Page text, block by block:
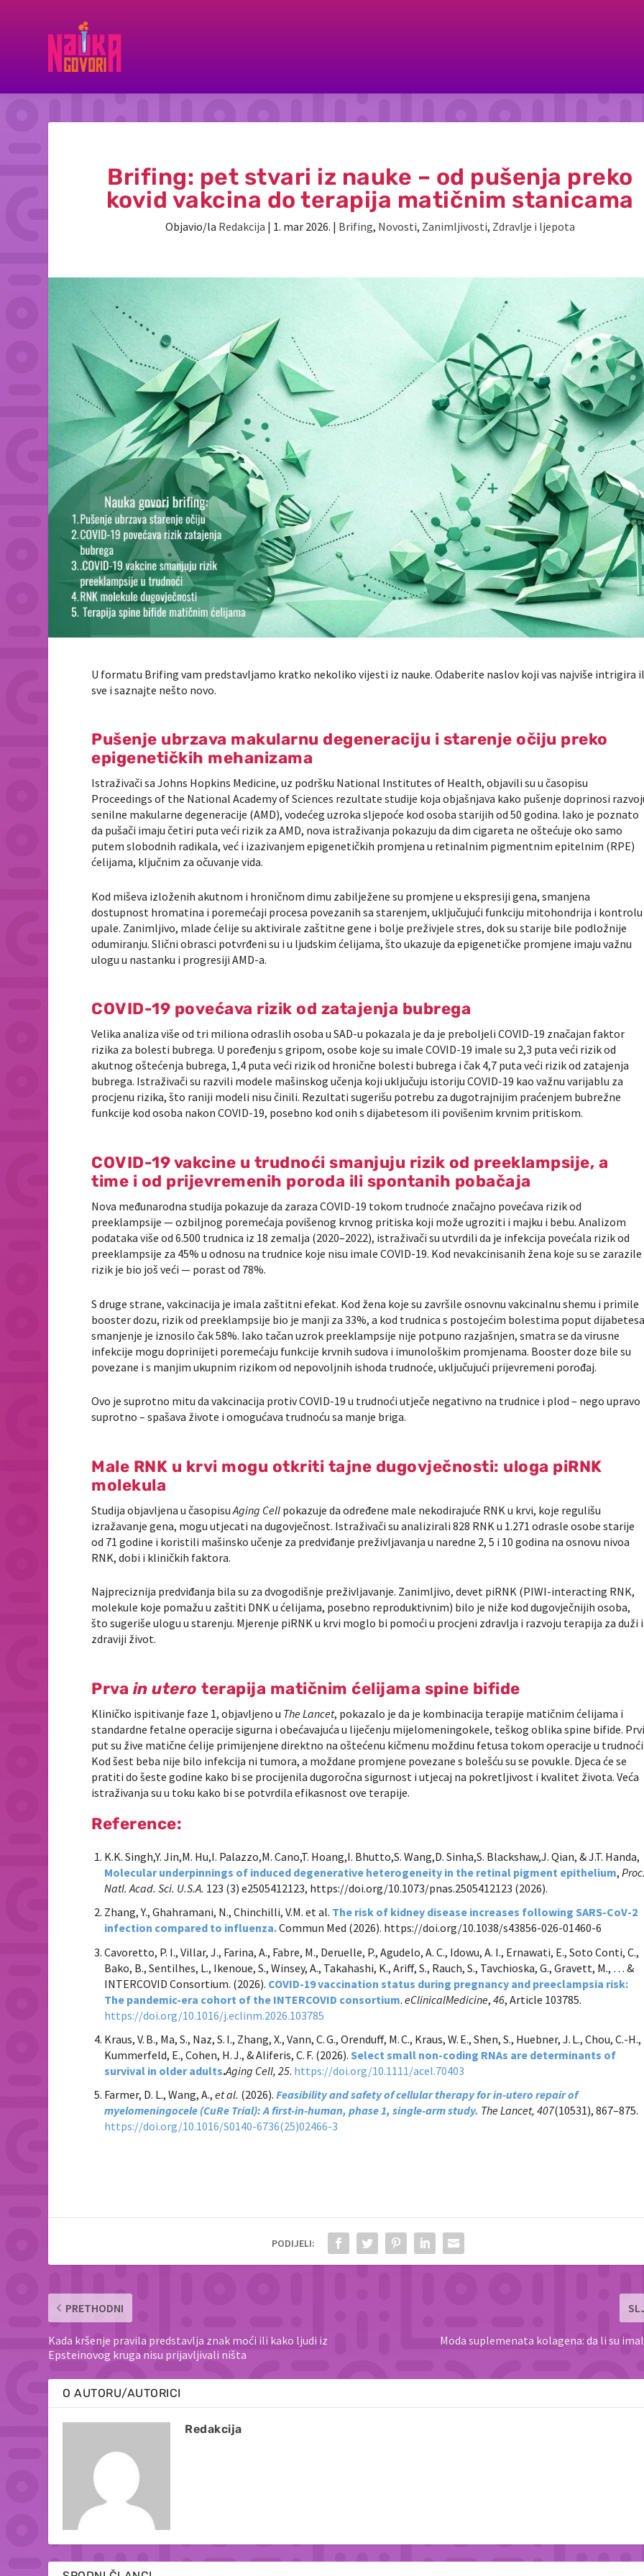
Brifing: pet stvari iz nauke – od pušenja preko
kovid vakcina do terapija matičnim stanicama
Objavio/la Redakcija | 1. mar 2026. | Brifing, Novosti, Zanimljivosti, Zdravlje i ljepota
U formatu Brifing vam predstavljamo kratko nekoliko vijesti iz nauke. Odaberite naslov koji vas najviše intrigira
sve i saznajte nešto novo.
Pušenje ubrzava makularnu degeneraciju i starenje očiju preko
epigenetičkih mehanizama
Istraživači saJohns Hopkins Medicine, uz podršku National Institutes of Health, objavili su u časopisu
Proceedings of the National Academy of Sciences rezultate studije koja objašnjava kako pušenje doprinosi
senilne makularne degeneracije (AMD), vodećeg uzroka sljepoće kod osoba starijih od 50 godina. Iako je poznato
da pušači imaju četiri puta veći rizik za AMD, nova istraživanja pokazuju da dim cigareta ne oštećuje oko samo
putem slobodnih radikala, već i izazivanjem epigenetičkih promjena u retinalnim pigmentnim epitelnim (RPE)
ćelijama, ključnim za očuvanje vida.
Kod miševa izloženih akutnom i hroničnom dimu zabilježene su promjene u ekspresiji gena, smanjena
dostupnost hromatina i poremećaji procesa povezanih sa starenjem, uključujući funkciju mitohondrija i kontrolu
upale. Zanimljivo, mlade ćelije su aktivirale zaštitne gene i bolje preživjele stres, dok su starije bile podložnije
odumiranju. Slični obrasci potvrđeni su i u ljudskim ćelijama, što ukazuje da epigenetičke promjene imaju važnu
ulogu u nastanku i progresiji AMD-a.
COVID-19 povećava rizik od zatajenja bubrega
Velika analiza više od tri miliona odraslih osoba u SAD-u pokazala je da je preboljeli COVID-19 značajan faktor
rizika za bolesti bubrega. U poređenju s gripom, osobe koje su imale COVID-19 imale su 2,3 puta veći rizik od
akutnog oštećenja bubrega, 1,4 puta veći rizik od hronične bolesti bubrega i čak 4,7 puta veći rizik od zatajenja
bubrega. Istraživači su razvili modele mašinskog učenja koji uključuju istoriju COVID-19 kao važnu varijablu za
procjenu rizika, što raniji modeli nisu činili. Rezultati sugerišu potrebu za dugotrajnijim praćenjem bubrežne
funkcije kod osoba nakon COVID-19, posebno kod onih s dijabetesom ili povišenim krvnim pritiskom.
COVID-19 vakcine u trudnoći smanjuju rizik od preeklampsije, a
time i od prijevremenih poroda ili spontanih pobačaja
Nova međunarodna studija pokazuje da zaraza COVID-19 tokom trudnoće značajno povećava rizik od
preeklampsije — ozbiljnog poremećaja povišenog krvnog pritiska koji može ugroziti i majku i bebu. Analizom
podataka više od 6.500 trudnica iz 18 zemalja (2020–2022), istraživači su utvrdili da je infekcija povećala rizik od
preeklampsije za 45% u odnosu na trudnice koje nisu imale COVID-19. Kod nevakcinisanih žena koje su se zarazile
rizik je bio još veći — porast od 78%.
S druge strane, vakcinacija je imala zaštitni efekat. Kod žena koje su završile osnovnu vakcinalnu shemu i primile
booster dozu, rizik od preeklampsije bio je manji za 33%, a kod trudnica s postojećim bolestima poput
smanjenje je iznosilo čak 58%. Iako tačan uzrok preeklampsije nije potpuno razjašnjen, smatra se da virusne
infekcije mogu doprinijeti poremećaju funkcije krvnih sudova i imunološkim promjenama. Booster doze bile su
povezane i s manjim ukupnim rizikom od nepovoljnih ishoda trudnoće, uključujući prijevremeni porođaj.
Ovo je suprotno mitu da vakcinacija protiv COVID-19 u trudnoći utječe negativno na trudnice i plod – nego upravo
suprotno – spašava živote i omogućava trudnoću sa manje briga.
Male RNK u krvi mogu otkriti tajne dugovječnosti: uloga piRNK
molekula
Studija objavljena u časopisuAging Cell pokazuje da određene male nekodirajuće RNK u krvi, koje regulišu
izražavanje gena, mogu utjecati na dugovječnost. Istraživači su analizirali 828 RNK u 1.271 odrasle osobe starije
od 71 godine i koristili mašinsko učenje za predviđanje preživljavanja u naredne 2, 5 i 10 godina na osnovu nivoa
RNK, dobi i kliničkih faktora.
Najpreciznija predviđanja bila su za dvogodišnje preživljavanje. Zanimljivo, devet piRNK (PIWI-interacting RNK,
molekule koje pomažu u zaštiti DNK u ćelijama, posebno reproduktivnim) bilo je niže kod dugovječnijih osoba,
što sugeriše ulogu u starenju. Mjerenje piRNK u krvi moglo bi pomoći u procjeni zdravlja i razvoju terapija za duži i
zdraviji život.
Prva in utero terapija matičnim ćelijama spine bifide
Kliničko ispitivanje faze 1, objavljeno u The Lancet, pokazalo je da je kombinacija terapije matičnim ćelijama i
standardne fetalne operacije sigurna i obećavajuća u liječenju mijelomeningokele, teškog oblika spine bifide.
put su žive matične ćelije primijenjene direktno na oštećenu kičmenu moždinu fetusa tokom operacije u
Kod šest beba nije bilo infekcija ni tumora, a moždane promjene povezane s bolešću su se povukle. Djeca će se
pratiti do šeste godine kako bi se procijenila dugoročna sigurnost i utjecaj na pokretljivost i kvalitet života. Veća
istraživanja su u toku kako bi se potvrdila efikasnost ove terapije.
Reference:
K.K. Singh,Y. Jin,M. Hu,I. Palazzo,M. Cano,T. Hoang,I. Bhutto,S. Wang,D. Sinha,S. Blackshaw,J. Qian, & J.T. Handa,
Molecular underpinnings of induced degenerative heterogeneity in the retinal pigment epithelium,
Natl. Acad. Sci. U.S.A. 123 (3) e2505412123, https://doi.org/10.1073/pnas.2505412123 (2026).
Zhang, Y., Ghahramani, N., Chinchilli, V.M.et al. The risk of kidney disease increases following SARS-CoV-2
infection compared to influenza.Commun Med (2026). https://doi.org/10.1038/s43856-026-01460-6
Cavoretto, P. I., Villar, J., Farina, A., Fabre, M., Deruelle, P., Agudelo, A. C., Idowu, A. I., Ernawati, E., Soto Conti, C.,
Bako, B., Sentilhes, L., Ikenoue, S., Winsey, A., Takahashi, K., Ariff, S., Rauch, S., Tavchioska, G., Gravett, M., … &
INTERCOVID Consortium. (2026). COVID-19 vaccination status during pregnancy and preeclampsia risk:
The pandemic-era cohort of the INTERCOVID consortium.eClinicalMedicine,46, Article 103785.
https://doi.org/10.1016/j.eclinm.2026.103785
Kraus, V. B., Ma, S., Naz, S. I., Zhang, X., Vann, C. G., Orenduff, M. C., Kraus, W. E., Shen, S., Huebner, J. L., Chou, C.-H.,
Kummerfeld, E., Cohen, H. J., & Aliferis, C. F. (2026).Select small non‑coding RNAs are determinants of
survival in older adults.Aging Cell, 25. https://doi.org/10.1111/acel.70403
Farmer, D. L., Wang, A.,et al. (2026).Feasibility and safety of cellular therapy for in-utero repair of
myelomeningocele (CuRe Trial): A first-in-human, phase 1, single-arm study. The Lancet, 407(10531), 867–875.
https://doi.org/10.1016/S0140-6736(25)02466-3
PODIJELI:
PRETHODNI
Kada kršenje pravila predstavlja znak moći ili kako ljudi iz
Epsteinovog kruga nisu prijavljivali ništa
Moda suplemenata kolagena: da li su
O AUTORU/AUTORICI
Redakcija